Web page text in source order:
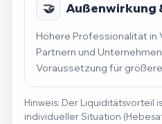
🤝 Außenwirkung
Höhere Professionalität in
Partnern und
Voraussetzung für
Hinweis: Der Liquiditätsvorteil
individueller Situation